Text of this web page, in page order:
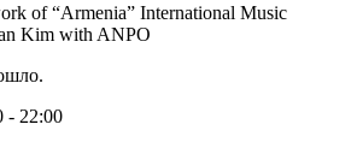
of “Armenia” International Music
Kim with ANPO
- 22:00